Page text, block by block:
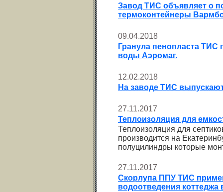
Завод ТИС объявляет о
термоконтейнеры
09.04.2018
Гранула пенопласта ТИС
воды Аэромаг.
12.02.2018
На заводе ТИС
27.11.2017
Теплоизоляция для
Теплоизоляция для
производится на
полуцилиндры которые
27.11.2017
Скорлупа ППУ ТИС
водоотведения коттеджа